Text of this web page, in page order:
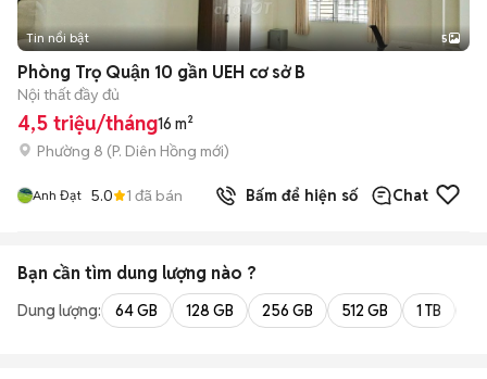
Tin nổi bật 5
Phòng Trọ Quận 10 gần UEH cơ sở B
Nội thất đầy đủ
4,5 triệu/tháng16 m²
Phường 8 (P. Diên Hồng mới)
Anh Đạt 5.0 1 đã bán Bấm để hiện số Chat
Bạn cần tìm dung lượng nào ?
Dung lượng: 64 GB 128 GB 256 GB 512 GB 1 TB